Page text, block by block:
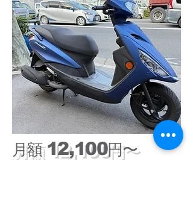
月額 12,100円〜